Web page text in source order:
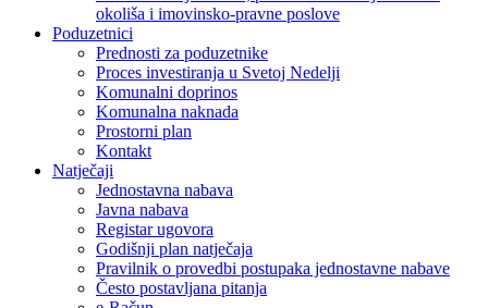
okoliša i imovinsko-pravne poslove
Poduzetnici
Prednosti za poduzetnike
Proces investiranja u Svetoj Nedelji
Komunalni doprinos
Komunalna naknada
Prostorni plan
Kontakt
Natječaji
Jednostavna nabava
Javna nabava
Registar ugovora
Godišnji plan natječaja
Pravilnik o provedbi postupaka jednostavne nabave
Često postavljana pitanja